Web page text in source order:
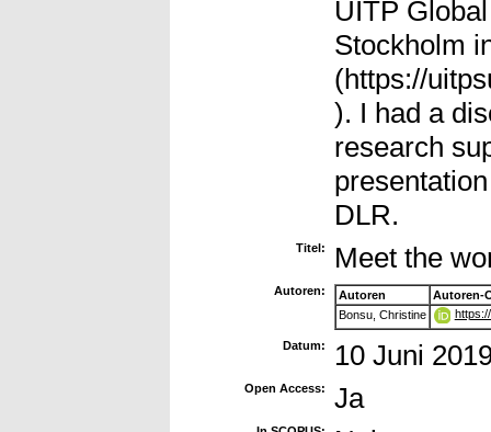
UITP
Stockholm
(https://
). I had a
research
DLR.
Titel: Meet the
Autoren: Autoren
Autoren-
Bonsu, Christine
Datum: 10 Juni
Open Access: Ja